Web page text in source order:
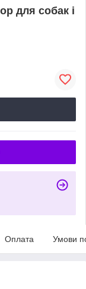
для собак і
Оплата Умови